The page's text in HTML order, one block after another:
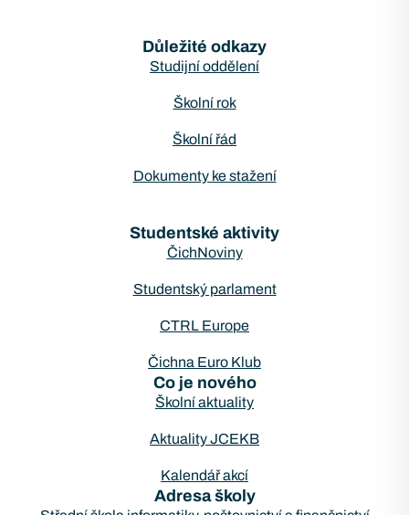
Důležité odkazy
Studijní oddělení
Školní rok
Školní řád
Dokumenty ke stažení
Studentské aktivity
ČichNoviny
Studentský parlament
CTRL Europe
Čichna Euro Klub
Co je nového
Školní aktuality
Aktuality JCEKB
Kalendář akcí
Adresa školy